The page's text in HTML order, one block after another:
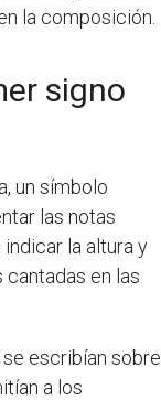
la composición.
signo
un símbolo
las notas
la altura y
cantadas en las
escribían sobre
a los